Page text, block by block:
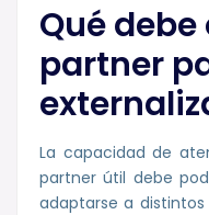
Qué
partner
La capacidad de
partner útil debe
adaptarse a